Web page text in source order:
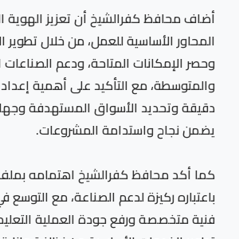
أضاف محافظ كفرالشيخ أن تعزيز الهوية
المحاور الأساسية للعمل، من خلال تطوير
وحصر الإمكانات المتاحة، ودعم
والمتوسطة، مع التأكيد على أهمية
دقيقة وتحديد الأسواق المستهدفة
يضمن نجاح واستدامة المشروعات.
كما أكد محافظ كفرالشيخ اهتمامه بملف
باعتباره ركيزة لدعم الصناعة، مع
فنية متخصصة ورفع جودة العملية